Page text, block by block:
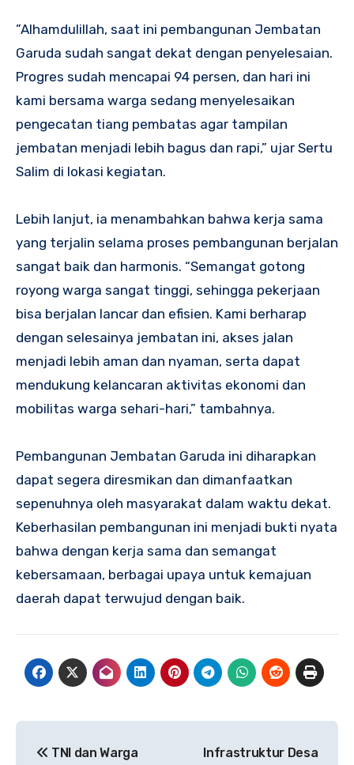
‎”Alhamdulillah, saat ini pembangunan Jembatan
Garuda sudah sangat dekat dengan penyelesaian.
Progres sudah mencapai 94 persen, dan hari ini
kami bersama warga sedang menyelesaikan
pengecatan tiang pembatas agar tampilan
jembatan menjadi lebih bagus dan rapi,” ujar Sertu
Salim di lokasi kegiatan.
‎Lebih lanjut, ia menambahkan bahwa kerja sama
yang terjalin selama proses pembangunan berjalan
sangat baik dan harmonis. “Semangat gotong
royong warga sangat tinggi, sehingga pekerjaan
bisa berjalan lancar dan efisien. Kami berharap
dengan selesainya jembatan ini, akses jalan
menjadi lebih aman dan nyaman, serta dapat
mendukung kelancaran aktivitas ekonomi dan
mobilitas warga sehari-hari,” tambahnya.
‎Pembangunan Jembatan Garuda ini diharapkan
dapat segera diresmikan dan dimanfaatkan
sepenuhnya oleh masyarakat dalam waktu dekat.
Keberhasilan pembangunan ini menjadi bukti nyata
bahwa dengan kerja sama dan semangat
kebersamaan, berbagai upaya untuk kemajuan
daerah dapat terwujud dengan baik.
TNI dan Warga Infrastruktur Desa